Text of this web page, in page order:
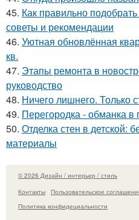
45. Как правильно
советы и рекомендации
46. Уютная обновлённая
кв.
47. Этапы ремонта в
руководство
48. Ничего лишнего. Только
49. Перегородка - обманка в
50. Отделка стен в детской:
материалы
© 2026 Дизайн / интерьер / стиль
Контакты
Пользовательское
Политика конфидециальности